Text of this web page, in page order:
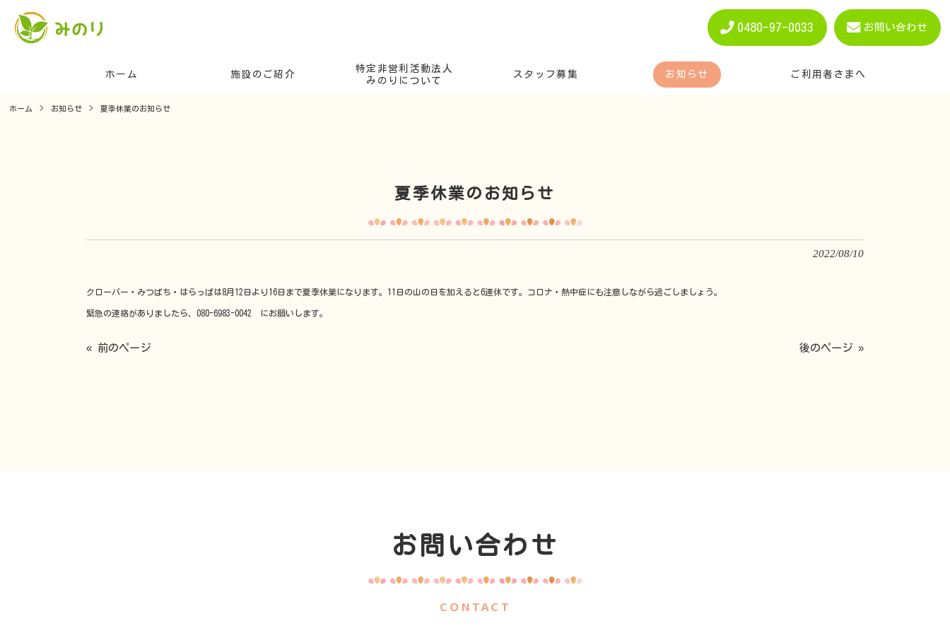
0480-97-0033 お問い合わせ
ホーム 施設のご紹介
特定非営利活動法人
みのりについて
スタッフ募集 お知らせ ご利用者さまへ
ホーム > お知らせ > 夏季休業のお知らせ
夏季休業のお知らせ
2022/08/10
クローバー・みつばち・はらっぱは8月12日より16日まで夏季休業になります。11日の山の日を加えると6連休です。コロナ・熱中症にも注意しながら過ごしましょう。
緊急の連絡がありましたら、080-6983-0042 にお願いします。
« 前のページ 後のページ »
お問い合わせ
CONTACT